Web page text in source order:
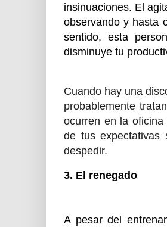
insinuaciones. El
observando y hasta
sentido, esta
disminuye tu
Cuando hay una
probablemente
ocurren en la
de tus expectativas
despedir.
3. El renegado
A pesar del